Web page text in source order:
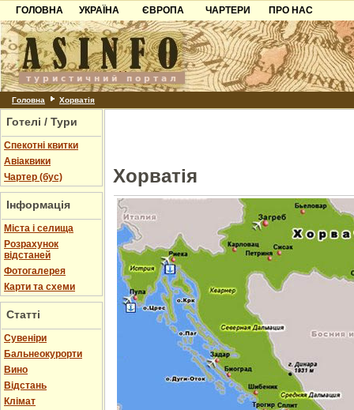
ГОЛОВНА
УКРАЇНА
Карпати
Азов
Причорноморря
Шацьк
ЄВРОПА
Чорногорія
Хорватія
Болгарія
ЧАРТЕРИ
ПРО НАС
Контакти
Партнерам
Додати готель
Головна Хорватія
Готелі / Тури
Спекотні квитки
Авіаквики
Чартер (бус)
Інформація
Міста і селища
Розрахунок
відстаней
Фотогалерея
Карти та схеми
Статті
Cувеніри
Бальнеокурорти
Вино
Відстань
Клімат
Хорватія